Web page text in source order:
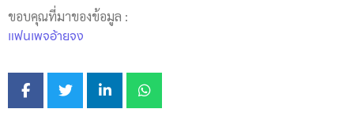
ขอบคุณที่มาของข้อมูล :
แฟนเพจอ้ายจง